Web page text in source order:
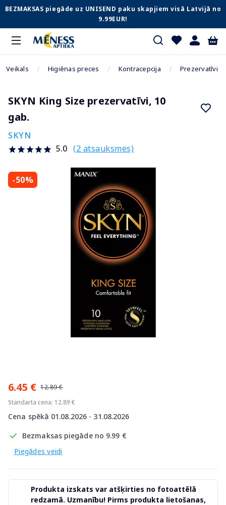
BEZMAKSAS piegāde uz UNISEND paku skapjiem visā Latvijā no
9.99EUR!
Veikals Higiēnas preces Kontracepcija Prezervatīvi
SKYN King Size prezervatīvi, 10
gab.
SKYN
5.0 (2 atsauksmes)
-50%
6.45 € 12.89 €
Standarta cena: 12.89 €
Cena spēkā 01.08.2026 - 31.08.2026
Bezmaksas piegāde no 9.99 €
Piegādes veidi
Produkta izskats var atšķirties no fotoattēlā
redzamā. Uzmanību! Pirms produkta lietošanas,